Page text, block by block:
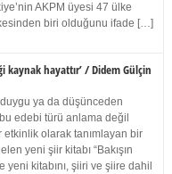
AKPM üyesi 47 ülke
biri olduğunu ifade […]
kaynak hayattır’ / Didem Gülçin
ya da düşünceden
edebi türü anlama değil
olarak tanımlayan bir
yeni şiir kitabı “Bakışın
yeni kitabını, şiiri ve şiire dahil